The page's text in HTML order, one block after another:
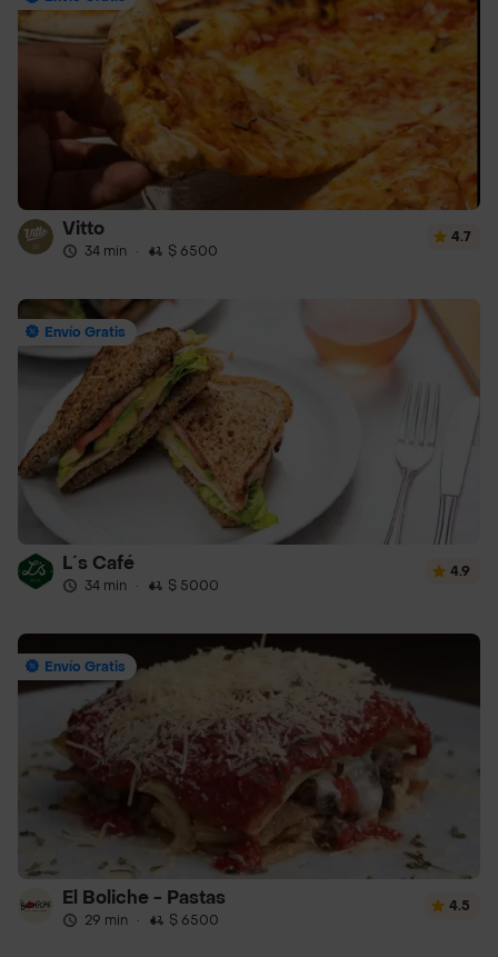
Vitto
34 min · $ 6500
4.7
Envío Gratis
L´s Café
34 min · $ 5000
4.9
Envío Gratis
El Boliche - Pastas
29 min · $ 6500
4.5